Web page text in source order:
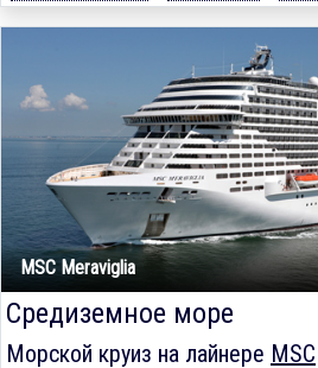
MSC Meraviglia
Средиземное море
Морской круиз на лайнере MSC